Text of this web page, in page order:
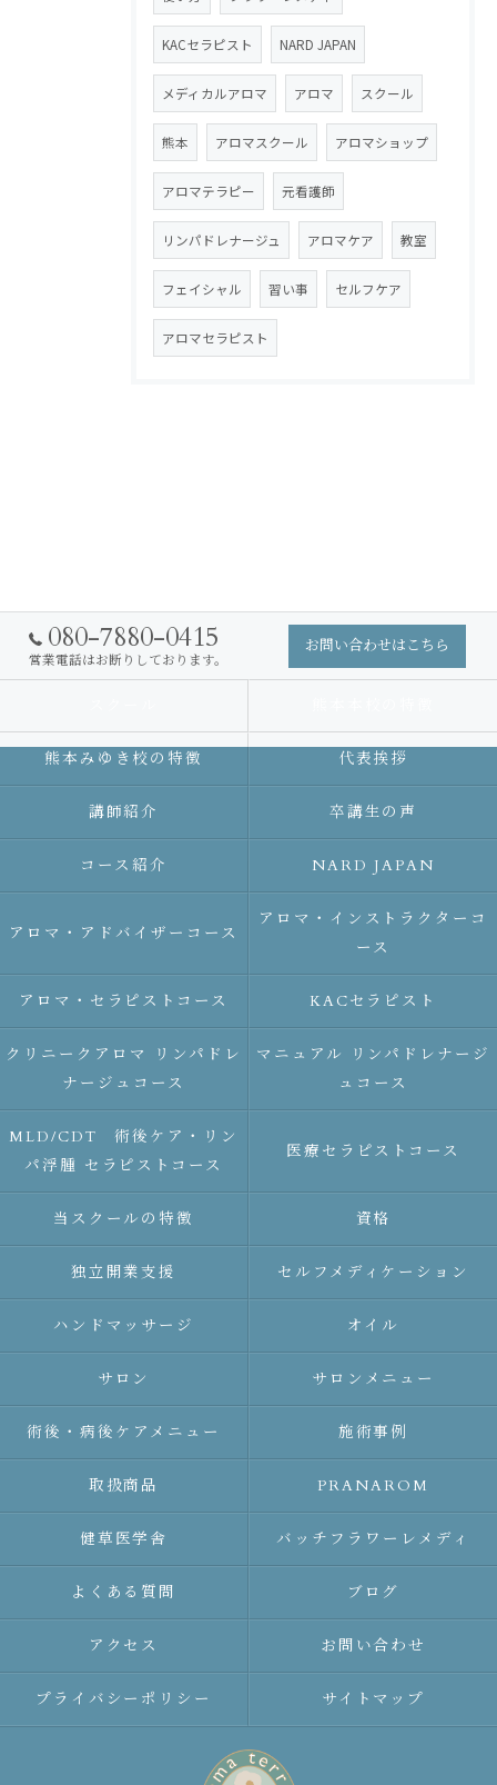
KACセラピスト NARD JAPAN
メディカルアロマ アロマ スクール
熊本 アロマスクール アロマショップ
アロマテラピー 元看護師
リンパドレナージュ アロマケア 教室
フェイシャル 習い事 セルフケア
アロマセラピスト
080-7880-0415
営業電話はお断りしております。
お問い合わせはこちら
熊本みゆき校の特徴 代表挨拶
講師紹介 卒講生の声
コース紹介 NARD JAPAN
アロマ・アドバイザーコース
アロマ・インストラクターコ
ース
アロマ・セラピストコース KACセラピスト
クリニークアロマ リンパドレ
ナージュコース
マニュアル リンパドレナージ
ュコース
MLD/CDT 術後ケア・リン
パ浮腫 セラピストコース
医療セラピストコース
当スクールの特徴 資格
独立開業支援 セルフメディケーション
ハンドマッサージ オイル
サロン サロンメニュー
術後・病後ケアメニュー 施術事例
取扱商品 PRANAROM
健草医学舎 バッチフラワーレメディ
よくある質問 ブログ
アクセス お問い合わせ
プライバシーポリシー サイトマップ